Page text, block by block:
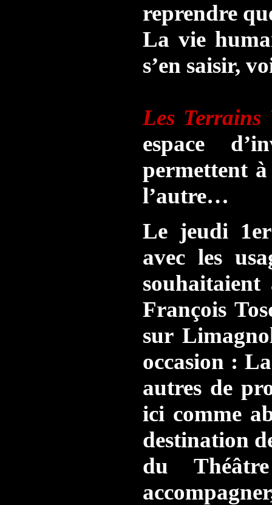
reprendre
La vie
s’en saisir,
Les Terrains
espace
permettent à
l’autre…
Le jeudi
avec les
François
sur
occasion :
autres de
ici comme
destination
du